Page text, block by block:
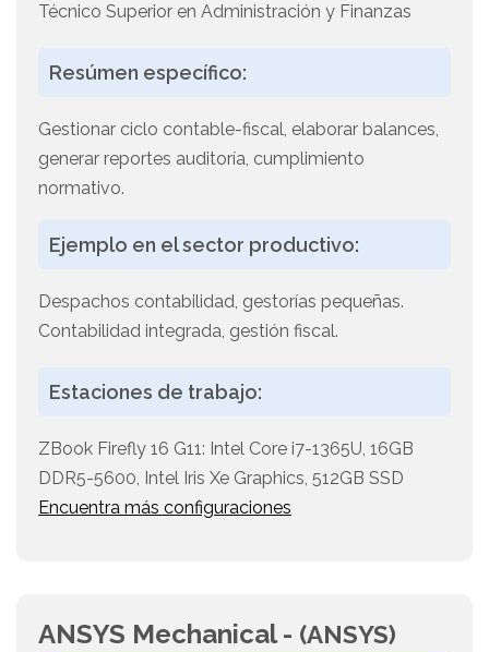
Técnico Superior en Administración y Finanzas
Resúmen específico:
Gestionar ciclo contable-fiscal, elaborar balances,
generar reportes auditoría, cumplimiento
normativo.
Ejemplo en el sector productivo:
Despachos contabilidad, gestorías pequeñas.
Contabilidad integrada, gestión fiscal.
Estaciones de trabajo:
ZBook Firefly 16 G11: Intel Core i7-1365U, 16GB
DDR5-5600, Intel Iris Xe Graphics, 512GB SSD
Encuentra más configuraciones
ANSYS Mechanical - (ANSYS)